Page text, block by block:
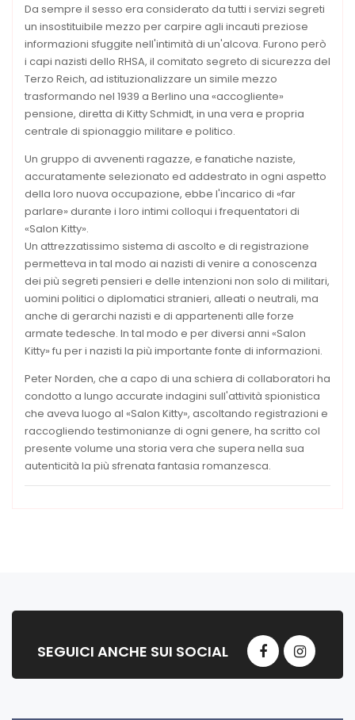
Da sempre il sesso era considerato da tutti i servizi segreti
un insostituibile mezzo per carpire agli incauti preziose
informazioni sfuggite nell'intimità di un'alcova. Furono però
i capi nazisti dello RHSA, il comitato segreto di sicurezza del
Terzo Reich, ad istituzionalizzare un simile mezzo
trasformando nel 1939 a Berlino una «accogliente»
pensione, diretta di Kitty Schmidt, in una vera e propria
centrale di spionaggio militare e politico.
Un gruppo di avvenenti ragazze, e fanatiche naziste,
accuratamente selezionato ed addestrato in ogni aspetto
della loro nuova occupazione, ebbe l'incarico di «far
parlare» durante i loro intimi colloqui i frequentatori di
«Salon Kitty».
Un attrezzatissimo sistema di ascolto e di registrazione
permetteva in tal modo ai nazisti di venire a conoscenza
dei più segreti pensieri e delle intenzioni non solo di militari,
uomini politici o diplomatici stranieri, alleati o neutrali, ma
anche di gerarchi nazisti e di appartenenti alle forze
armate tedesche. In tal modo e per diversi anni «Salon
Kitty» fu per i nazisti la più importante fonte di informazioni.
Peter Norden, che a capo di una schiera di collaboratori ha
condotto a lungo accurate indagini sull'attività spionistica
che aveva luogo al «Salon Kitty», ascoltando registrazioni e
raccogliendo testimonianze di ogni genere, ha scritto col
presente volume una storia vera che supera nella sua
autenticità la più sfrenata fantasia romanzesca.
SEGUICI ANCHE SUI SOCIAL